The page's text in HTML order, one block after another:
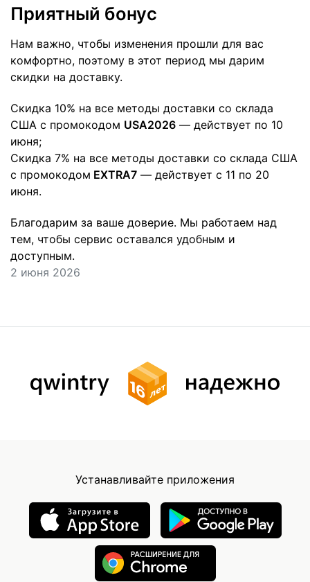
Приятный бонус
Нам важно, чтобы изменения прошли для вас
комфортно, поэтому в этот период мы дарим
скидки на доставку.
Скидка 10% на все методы доставки со склада
США с промокодом USA2026 — действует по 10
июня;
Скидка 7% на все методы доставки со склада США
с промокодом EXTRA7 — действует с 11 по 20
июня.
Благодарим за ваше доверие. Мы работаем над
тем, чтобы сервис оставался удобным и
доступным.
2 июня 2026
Устанавливайте приложения